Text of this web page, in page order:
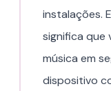
instalações.
significa que
música em
dispositivo